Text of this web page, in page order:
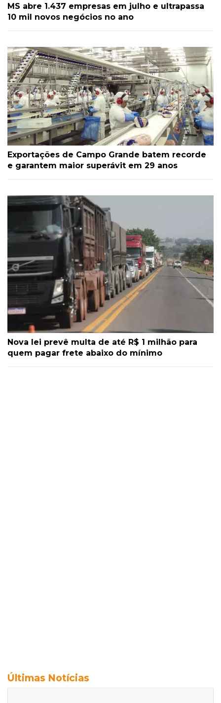
MS abre 1.437 empresas em julho e ultrapassa
10 mil novos negócios no ano
Exportações de Campo Grande batem recorde
e garantem maior superávit em 29 anos
Nova lei prevê multa de até R$ 1 milhão para
quem pagar frete abaixo do mínimo
Últimas Notícias